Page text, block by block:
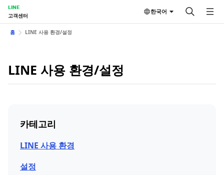
LINE
고객센터
한국어
홈 LINE 사용 환경/설정
LINE 사용 환경/설정
카테고리
LINE 사용 환경
설정